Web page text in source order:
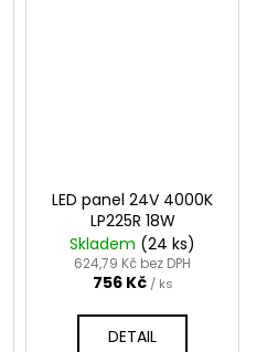
LED panel 24V 4000K
LP225R 18W
Skladem (24 ks)
624,79 Kč bez DPH
756 Kč / ks
DETAIL